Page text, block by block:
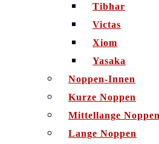
Tibhar
Victas
Xiom
Yasaka
Noppen-Innen
Kurze Noppen
Mittellange Noppen
Lange Noppen